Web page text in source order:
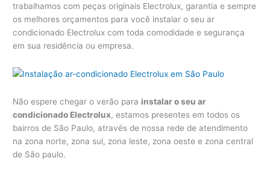
trabalhamos com peças originais Electrolux, garantia e sempre
os melhores orçamentos para você instalar o seu ar
condicionado Electrolux com toda comodidade e segurança
em sua residência ou empresa.
Não espere chegar o verão para instalar o seu ar
condicionado Electrolux, estamos presentes em todos os
bairros de São Paulo, através de nossa rede de atendimento
na zona norte, zona sul, zona leste, zona oeste e zona central
de São paulo.